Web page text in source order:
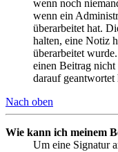
wenn noch
wenn ein
überarbeitet hat.
halten, eine Notiz
überarbeitet
einen Beitrag nicht
darauf geantwortet
Nach oben
Wie kann ich meinem
Um eine Signatur